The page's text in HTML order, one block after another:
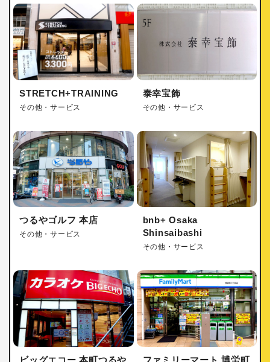
STRETCH+TRAINING
その他・サービス
泰幸宝飾
その他・サービス
つるやゴルフ 本店
その他・サービス
bnb+ Osaka
Shinsaibashi
その他・サービス
ビッグエコー 本町つるや
ファミリーマート 博労町